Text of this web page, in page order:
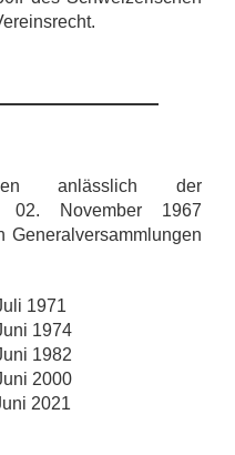
anlässlich der
02. November 1967
1971
1974
1982
2000
2021